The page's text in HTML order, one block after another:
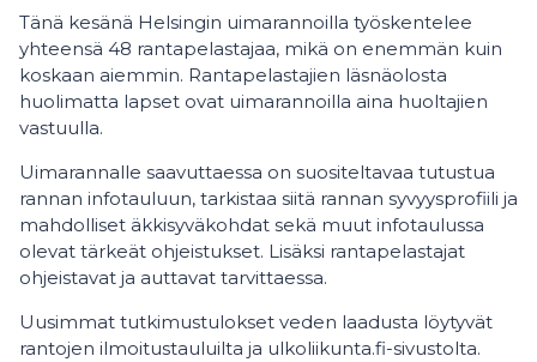
Tänä kesänä Helsingin uimarannoilla työskentelee
yhteensä 48 rantapelastajaa, mikä on enemmän kuin
koskaan aiemmin. Rantapelastajien läsnäolosta
huolimatta lapset ovat uimarannoilla aina huoltajien
vastuulla.
Uimarannalle saavuttaessa on suositeltavaa tutustua
rannan infotauluun, tarkistaa siitä rannan syvyysprofiili ja
mahdolliset äkkisyväkohdat sekä muut infotaulussa
olevat tärkeät ohjeistukset. Lisäksi rantapelastajat
ohjeistavat ja auttavat tarvittaessa.
Uusimmat tutkimustulokset veden laadusta löytyvät
rantojen ilmoitustauluilta ja ulkoliikunta.fi-sivustolta.